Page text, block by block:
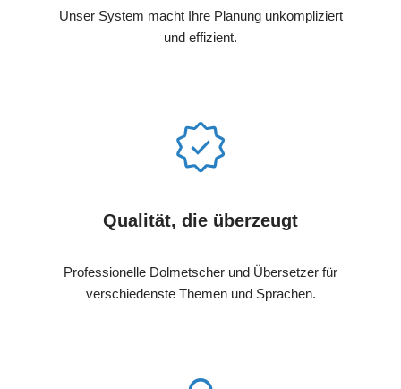
Unser System macht Ihre Planung unkompliziert
und effizient.
Qualität, die überzeugt
Professionelle Dolmetscher und Übersetzer für
verschiedenste Themen und Sprachen.